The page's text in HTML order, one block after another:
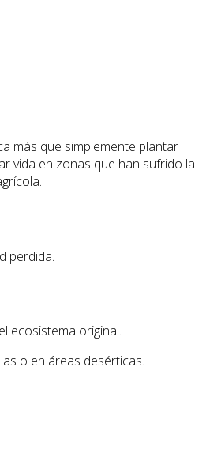
más que simplemente plantar
vida en zonas que han sufrido la
perdida.
ecosistema original.
o en áreas desérticas.